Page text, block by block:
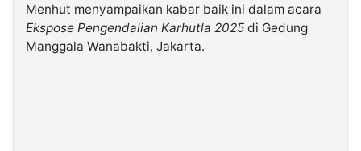
Menhut menyampaikan kabar baik ini dalam acara
Ekspose Pengendalian Karhutla 2025 di Gedung
Manggala Wanabakti, Jakarta.